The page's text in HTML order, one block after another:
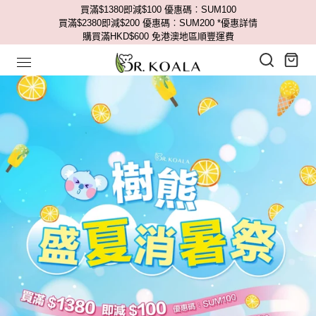
買滿$1380即減$100 優惠碼︰SUM100
買滿$2380即減$200 優惠碼︰SUM200 *優惠詳情
購買滿HKD$600 免港澳地區順豐運費